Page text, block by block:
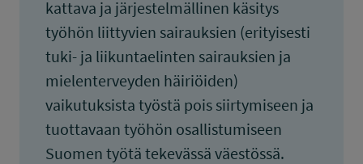
kattava ja järjestelmällinen käsitys
työhön liittyvien sairauksien (erityisesti
tuki- ja liikuntaelinten sairauksien ja
mielenterveyden häiriöiden)
vaikutuksista työstä pois siirtymiseen ja
tuottavaan työhön osallistumiseen
Suomen työtä tekevässä väestössä.